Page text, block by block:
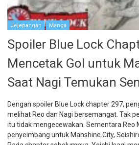
Jejepangan Manga
Spoiler Blue Lock
Mencetak Gol untuk
Saat Nagi Temukan
Dengan spoiler Blue Lock chapter 297,
melihat Reo dan Nagi bersemangat. Tak
itu tidak mengecewakan. Sementara Reo
penyeimbang untuk Manshine City,